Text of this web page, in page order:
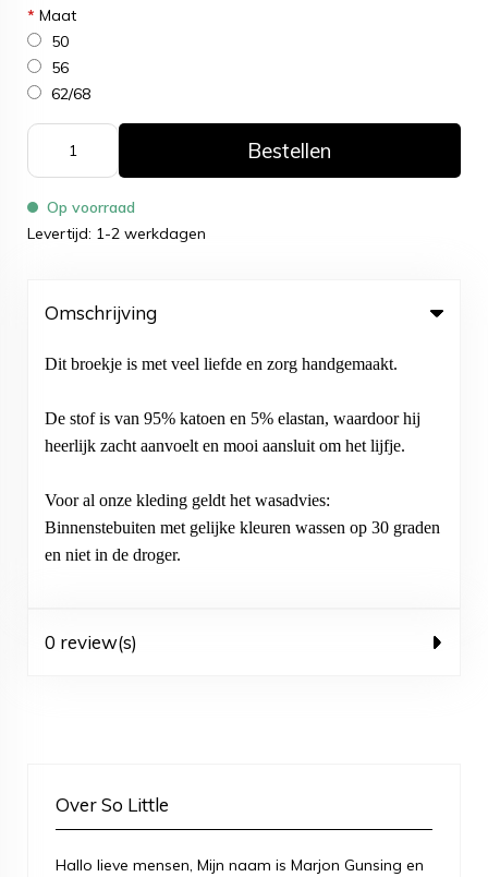
* Maat
50
56
62/68
Bestellen
Op voorraad
Levertijd: 1-2 werkdagen
Omschrijving
Dit broekje is met veel liefde en zorg handgemaakt.
De stof is van 95% katoen en 5% elastan, waardoor hij
heerlijk zacht aanvoelt en mooi aansluit om het lijfje.
Voor al onze kleding geldt het wasadvies:
Binnenstebuiten met gelijke kleuren wassen op 30 graden
en niet in de droger.
0 review(s)
Over So Little
Hallo lieve mensen, Mijn naam is Marjon Gunsing en